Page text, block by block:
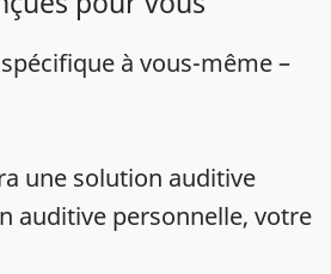
à vous-même –
une solution auditive
auditive personnelle, votre